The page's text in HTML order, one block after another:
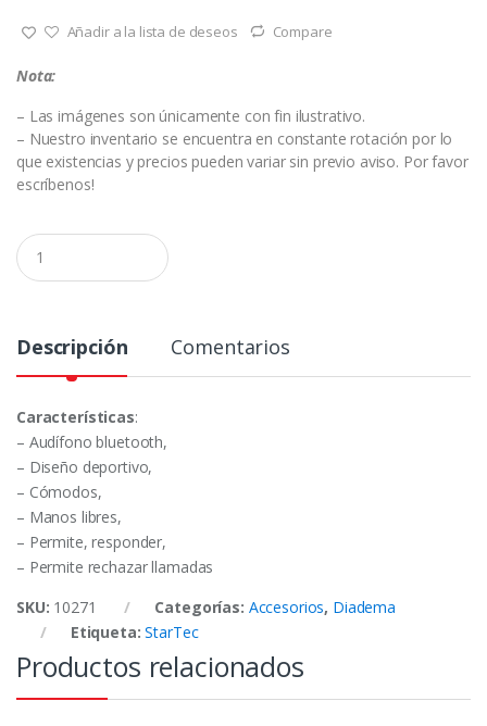
Añadir a la lista de deseos Compare
Nota:
– Las imágenes son únicamente con fin ilustrativo.
– Nuestro inventario se encuentra en constante rotación por lo
que existencias y precios pueden variar sin previo aviso. Por favor
escríbenos!
C
a
n
d
a
d
Descripción Comentarios
Características:
– Audífono bluetooth,
– Diseño deportivo,
– Cómodos,
– Manos libres,
– Permite, responder,
– Permite rechazar llamadas
SKU: 10271 Categorías: Accesorios, Diadema
Etiqueta:StarTec
Productos relacionados